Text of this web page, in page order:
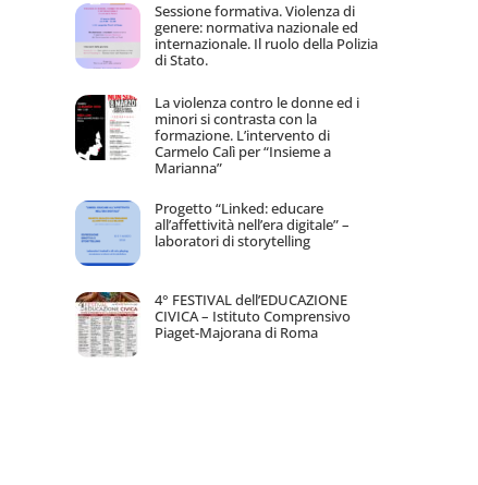
Sessione formativa. Violenza di
genere: normativa nazionale ed
internazionale. Il ruolo della Polizia
di Stato.
La violenza contro le donne ed i
minori si contrasta con la
formazione. L’intervento di
Carmelo Calì per “Insieme a
Marianna”
Progetto “Linked: educare
all’affettività nell’era digitale” –
laboratori di storytelling
4° FESTIVAL dell’EDUCAZIONE
CIVICA – Istituto Comprensivo
Piaget-Majorana di Roma